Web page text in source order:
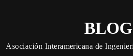
BLOG
Asociación Interamericana de